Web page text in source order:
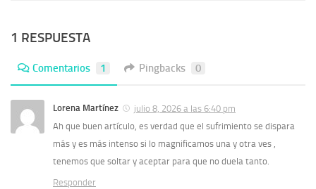
1 RESPUESTA
Comentarios 1 Pingbacks 0
Lorena Martínez
julio 8, 2026 a las 6:40 pm
Ah que buen artículo, es verdad que el sufrimiento se dispara
más y es más intenso si lo magnificamos una y otra ves ,
tenemos que soltar y aceptar para que no duela tanto.
Responder